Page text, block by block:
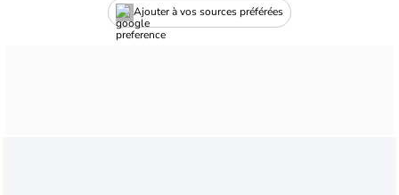
Ajouter à vos sources préférées